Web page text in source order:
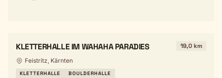
KLETTERHALLE IM WAHAHA PARADIES 19,0 km
Feistritz, Kärnten
KLETTERHALLE BOULDERHALLE